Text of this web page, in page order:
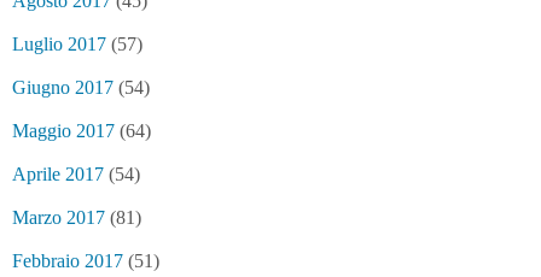
Luglio 2017 (57)
Giugno 2017 (54)
Maggio 2017 (64)
Aprile 2017 (54)
Marzo 2017 (81)
Febbraio 2017 (51)